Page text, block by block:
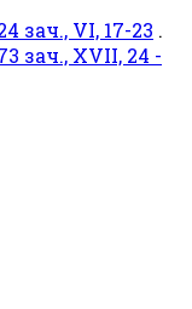
зач., VI, 17-23 .
зач., XVII, 24 -